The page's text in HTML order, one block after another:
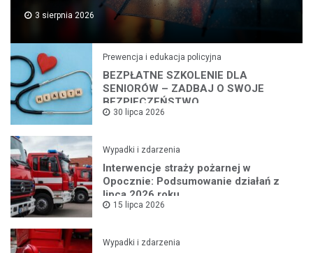
3 sierpnia 2026
Prewencja i edukacja policyjna
BEZPŁATNE SZKOLENIE DLA
SENIORÓW – ZADBAJ O SWOJE
BEZPIECZEŃSTWO
30 lipca 2026
Wypadki i zdarzenia
Interwencje straży pożarnej w
Opocznie: Podsumowanie działań z
lipca 2026 roku
15 lipca 2026
Wypadki i zdarzenia